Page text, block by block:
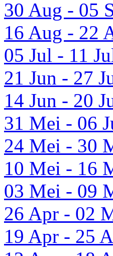
30 Aug - 05
16 Aug - 22
05 Jul - 11
21 Jun - 27
14 Jun - 20
31 Mei - 06
24 Mei - 30
10 Mei - 16
03 Mei - 09
26 Apr - 02
19 Apr - 25